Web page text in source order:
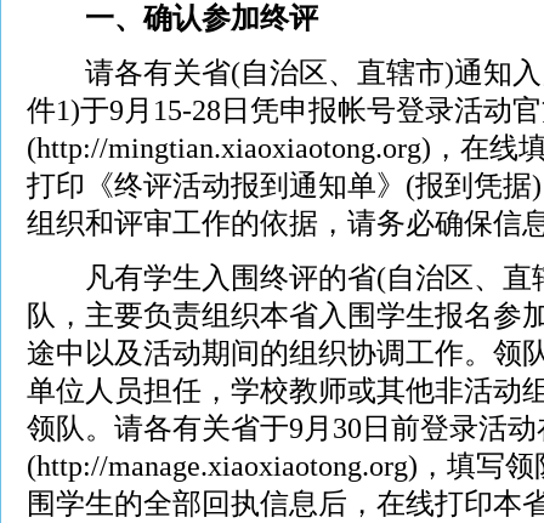
一、确认参加终评
请各有关省(自治区、直辖市)通知入
件1)于9月15-28日凭申报帐号登录活动
(http://mingtian.xiaoxiaotong.org)，在线
打印《终评活动报到通知单》(报到凭
组织和评审工作的依据，请务必确保信
凡有学生入围终评的省(自治区、直
队，主要负责组织本省入围学生报名参
途中以及活动期间的组织协调工作。领
单位人员担任，学校教师或其他非活动
领队。请各有关省于9月30日前登录活
(http://manage.xiaoxiaotong.org)，填写
围学生的全部回执信息后，在线打印本